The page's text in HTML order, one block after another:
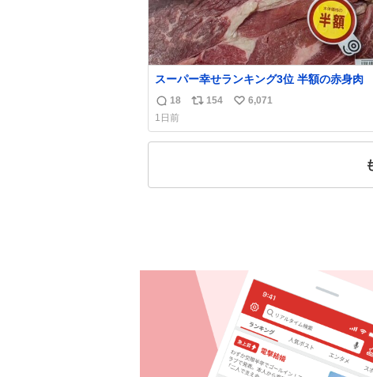
スーパー幸せランキング3位 半額の赤身肉
返
信
数
18
リ
ス
154
い
ね
6,071
1日前